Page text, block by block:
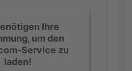
Ihre
um den
Service zu
laden!